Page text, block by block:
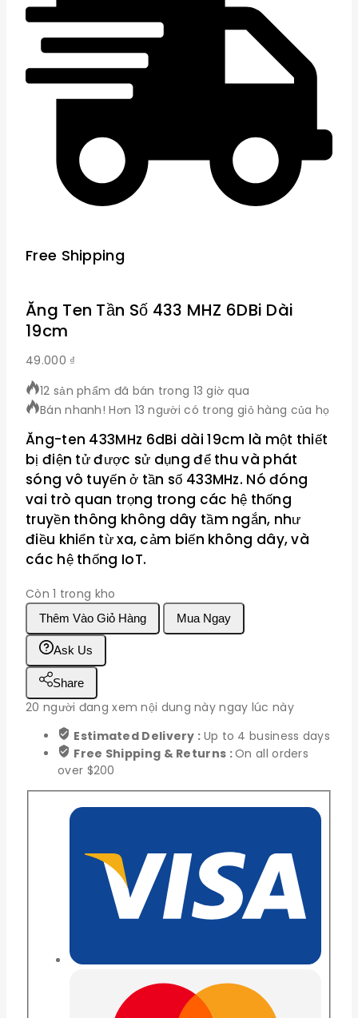
Free Shipping
Ăng Ten Tần Số 433 MHZ 6DBi Dài
19cm
49.000 ₫
12 sản phẩm đã bán trong 13 giờ qua
Bán nhanh! Hơn 13 người có trong giỏ hàng của họ
Ăng-ten 433MHz 6dBi dài 19cm là một thiết
bị điện tử được sử dụng để thu và phát
sóng vô tuyến ở tần số 433MHz. Nó đóng
vai trò quan trọng trong các hệ thống
truyền thông không dây tầm ngắn, như
điều khiển từ xa, cảm biến không dây, và
các hệ thống IoT.
Còn 1 trong kho
Ăng
Ten
Tần
Số
433
MHZ
6DBi
Thêm Vào Giỏ Hàng Mua Ngay
Ask Us
Share
20 người đang xem nội dung này ngay lúc này
Estimated Delivery : Up to 4 business days
Free Shipping & Returns :On all orders
over $200